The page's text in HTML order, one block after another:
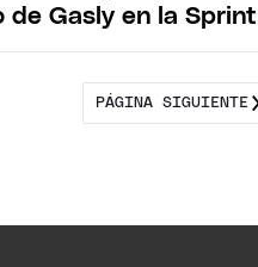
de Gasly en la Sprint
PÁGINA SIGUIENTE